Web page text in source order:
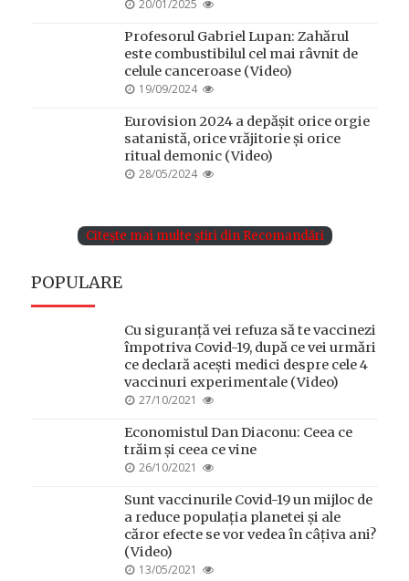
20/01/2025
Profesorul Gabriel Lupan: Zahărul
este combustibilul cel mai râvnit de
celule canceroase (Video)
POSTED
19/09/2024
Eurovision 2024 a depășit orice orgie
satanistă, orice vrăjitorie și orice
ritual demonic (Video)
POSTED
28/05/2024
Citește mai multe știri din Recomandări
POPULARE
Cu siguranță vei refuza să te vaccinezi
împotriva Covid-19, după ce vei urmări
ce declară acești medici despre cele 4
vaccinuri experimentale (Video)
POSTED
27/10/2021
Economistul Dan Diaconu: Ceea ce
trăim și ceea ce vine
POSTED
26/10/2021
Sunt vaccinurile Covid-19 un mijloc de
a reduce populația planetei și ale
căror efecte se vor vedea în câțiva ani?
(Video)
POSTED
13/05/2021